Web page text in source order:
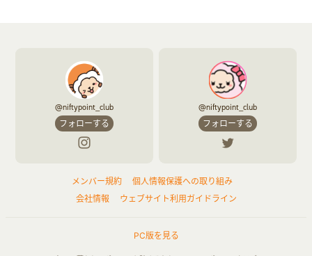
@niftypoint_club
フォローする
@niftypoint_club
フォローする
メンバー規約
個人情報保護への取り組み
会社情報
ウェブサイト利用ガイドライン
PC版を見る